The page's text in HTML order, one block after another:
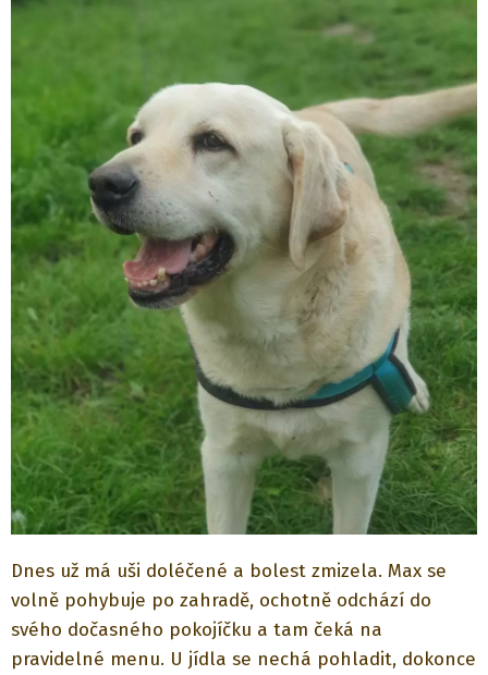
Dnes už má uši doléčené a bolest zmizela. Max se
volně pohybuje po zahradě, ochotně odchází do
svého dočasného pokojíčku a tam čeká na
pravidelné menu. U jídla se nechá pohladit, dokonce